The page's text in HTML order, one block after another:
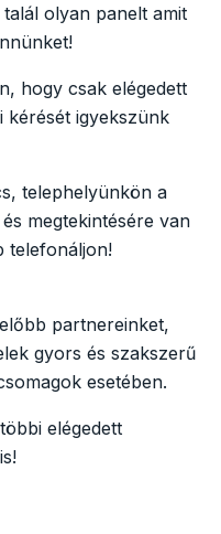
olyan panelt amit
hogy csak elégedett
kérését igyekszünk
telephelyünkön a
megtekintésére van
telefonáljon!
partnereinket,
gyors és szakszerű
esetében.
elégedett